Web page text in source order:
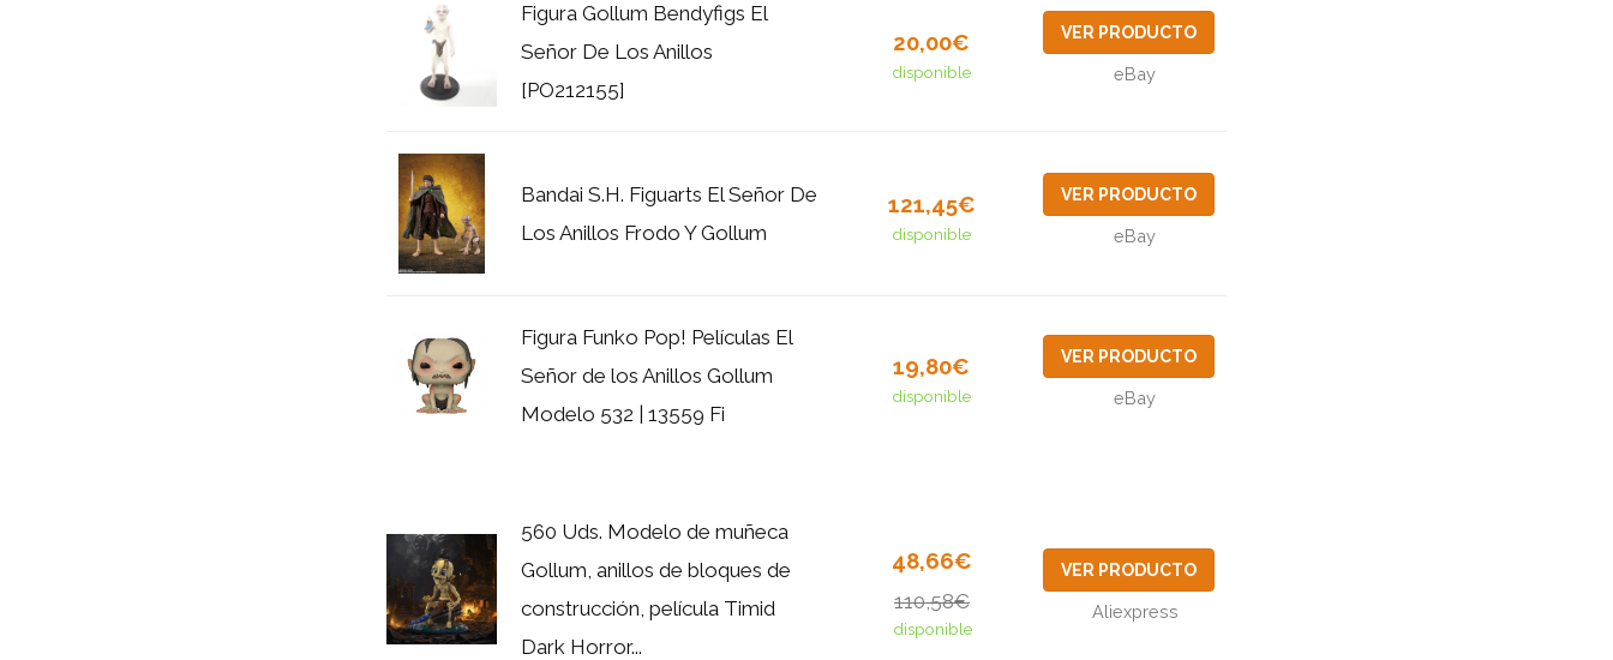
Figura Gollum Bendyfigs El
Señor De Los Anillos
[PO212155]
20,00€
disponible
VER PRODUCTO
eBay
Bandai S.H. Figuarts El Señor De
Los Anillos Frodo Y Gollum
121,45€
disponible
VER PRODUCTO
eBay
Figura Funko Pop! Películas El
Señor de los Anillos Gollum
Modelo 532 | 13559 Fi
19,80€
disponible
VER PRODUCTO
eBay
560 Uds. Modelo de muñeca
Gollum, anillos de bloques de
construcción, película Timid
Dark Horror...
48,66€
110,58€
disponible
VER PRODUCTO
Aliexpress